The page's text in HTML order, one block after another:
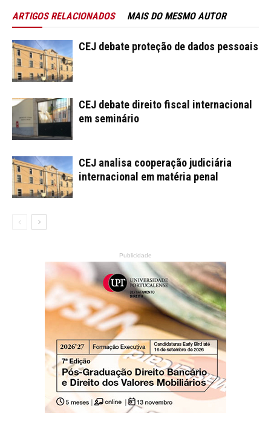
ARTIGOS RELACIONADOS MAIS DO MESMO AUTOR
CEJ debate proteção de dados pessoais
CEJ debate direito fiscal internacional
em seminário
CEJ analisa cooperação judiciária
internacional em matéria penal
Publicidade